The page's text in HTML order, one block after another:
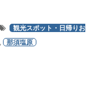
観光スポット・日帰りお
, 那須塩原